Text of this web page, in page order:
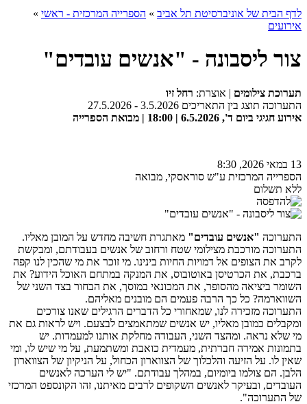
לדף הבית של אוניברסיטת תל אביב » הספרייה המרכזית - ראשי »
אירועים
צור ליסבונה - "אנשים עובדים"
תערוכת צילומים | אוצרת: רחל זיו
התערוכה תוצג בין התאריכים 3.5.2026 - 27.5.2026
אירוע חגיגי ביום ד', 6.5.2026 | 18:00 | מבואת הספרייה
13 במאי 2026, 8:30
הספרייה המרכזית ע"ש סוראסקי, מבואה
ללא תשלום
התערוכה "אנשים עובדים" מאתגרת חשיבה מחדש על המובן מאליו.
התערוכה מורכבת מצילומי שטח ורחוב של אנשים בעבודתם, ומבקשת
לקרב את הצופים אל דמויות החיות בינינו. מי זוכר את מי שהכין לנו קפה
ברכבת, את הכרטיסן באוטובוס, את המנקה במתחם האוכל הידוע? את
השומר ביציאה מהסופר, את המכונאי במוסך, את הבחור בצד השני של
השווארמה? כל כך הרבה פעמים הם מובנים מאליהם.
התערוכה מזכירה לנו, שמאחורי כל הדברים הרגילים שאנו צורכים
ומקבלים כמובן מאליו, יש אנשים שמתאמצים לבצעם. ויש לראות גם את
מי שלא נראה. ומהצד השני, העבודה מחלקת אותנו למעמדות. יש
בתמונות אמירה חברתית, מעמדית כואבת ומשתמעת, על מי שיש לו, ומי
שאין לו. על הזיעה והלכלוך של הצווארון הכחול, על הניקיון של הצווארון
הלבן. הם צולמו ביומיום, במהלך עבודתם. "יש לי הערכה לאנשים
העובדים, ובעיקר לאנשים השקופים לרבים מאיתנו, זהו הקונספט המרכזי
של התערוכה".